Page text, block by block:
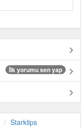
İlk yorumu sen yap
Starklips